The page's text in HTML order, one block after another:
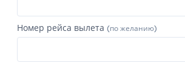
Номер рейса вылета (по желанию)